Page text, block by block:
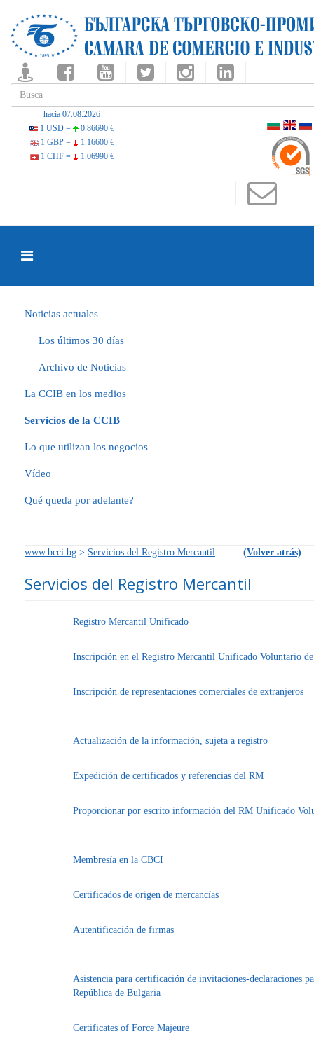
hacia 07.08.2026
1 USD =
0.86690 €
1 GBP =
1.16600 €
1 CHF =
1.06990 €
Noticias actuales
Los últimos 30 días
Archivo de Noticias
La CCIB en los medios
Servicios de la CCIB
Lo que utilizan los negocios
Vídeo
Qué queda por adelante?
www.bcci.bg > Servicios del Registro Mercantil (Volver atrás)
Servicios del Registro Mercantil
Registro Mercantil Unificado
Inscripción en el Registro Mercantil Unificado Voluntario
Inscripción de representaciones comerciales de extranjeros
Actualización de la información, sujeta a registro
Expedición de certificados y referencias del RM
Proporcionar por escrito información del RM Unificado
Membresía en la CBCI
Certificados de origen de mercancías
Autentificación de firmas
Asistencia para certificación de invitaciones-declaraciones
República de Bulgaria
Certificates of Force Majeure